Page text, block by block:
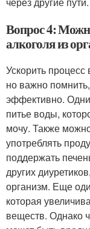
Вопрос 4:
алкоголя из
Ускорить
но важно
эффективно.
питье воды,
мочу. Также
употреблять
поддержать
других
организм. Еще
которая
веществ. Однако